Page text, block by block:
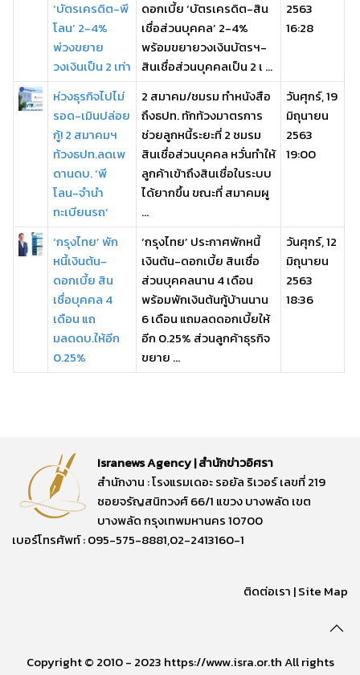
‘บัตรเครดิต-พี
โลน’ 2-4%
พ่วงขยาย
วงเงินเป็น 2 เท่า
ดอกเบี้ย ‘บัตรเครดิต-สิน
เชื่อส่วนบุคคล’ 2-4%
พร้อมขยายวงเงินบัตรฯ-
สินเชื่อส่วนบุคคลเป็น 2 เ ...
2563
16:28
ห่วงธุรกิจไปไม่
รอด-เมินปล่อย
กู้! 2 สมาคมฯ
ท้วงธปท.ลดเพ
ดานดบ. ‘พี
โลน-จำนำ
ทะเบียนรถ’
2 สมาคม/ชมรม ทำหนังสือ
ถึงธปท. ทักท้วงมาตรการ
ช่วยลูกหนี้ระยะที่ 2 ชมรม
สินเชื่อส่วนบุคคล หวั่นทำให้
ลูกค้าเข้าถึงสินเชื่อในระบบ
ได้ยากขึ้น ขณะที่ สมาคมผู
...
วันศุกร์, 19
มิถุนายน
2563
19:00
‘กรุงไทย’ พัก
หนี้เงินต้น-
ดอกเบี้ย สิน
เชื่อบุคคล 4
เดือน แถ
มลดดบ.ให้อีก
0.25%
‘กรุงไทย’ ประกาศพักหนี้
เงินต้น-ดอกเบี้ย สินเชื่อ
ส่วนบุคคลนาน 4 เดือน
พร้อมพักเงินต้นกู้บ้านนาน
6 เดือน แถมลดดอกเบี้ยให้
อีก 0.25% ส่วนลูกค้าธุรกิจ
ขยาย ...
วันศุกร์, 12
มิถุนายน
2563
18:36
Isranews Agency | สำนักข่าวอิศรา
สำนักงาน : โรงแรมเดอะ รอยัล ริเวอร์ เลขที่ 219
ซอยจรัญสนิทวงศ์ 66/1 แขวง บางพลัด เขต
บางพลัด กรุงเทพมหานคร 10700
เบอร์โทรศัพท์ : 095-575-8881,02-2413160-1
ติดต่อเรา |Site Map
Copyright © 2010 - 2023 https://www.isra.or.th All rights